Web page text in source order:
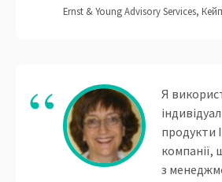
Ernst & Young Advisory Services,
Я
продукти
компанії,
з